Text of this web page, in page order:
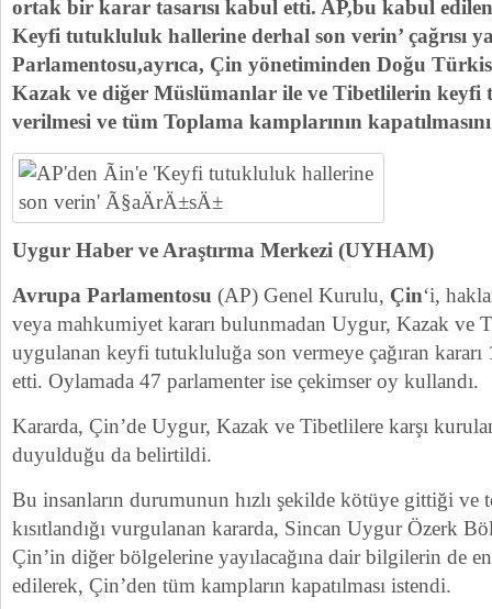
ortak bir karar tasarısı kabul etti. AP,bu kabul
Keyfi tutukluluk hallerine derhal son verin’ çağrısı
Parlamentosu,ayrıca, Çin yönetiminden Doğu
Kazak ve diğer Müslümanlar ile ve Tibetlilerin
verilmesi ve tüm Toplama kamplarının
Uygur Haber ve Araştırma Merkezi (UYHAM)
Avrupa Parlamentosu (AP) Genel Kurulu, Çin‘i,
veya mahkumiyet kararı bulunmadan Uygur, Kazak ve
uygulanan keyfi tutukluluğa son vermeye çağıran kararı
etti. Oylamada 47 parlamenter ise çekimser oy kullandı.
Kararda, Çin’de Uygur, Kazak ve Tibetlilere karşı
duyulduğu da belirtildi.
Bu insanların durumunun hızlı şekilde kötüye gittiği ve
kısıtlandığı vurgulanan kararda, Sincan Uygur Özerk
Çin’in diğer bölgelerine yayılacağına dair bilgilerin de
edilerek, Çin’den tüm kampların kapatılması istendi.